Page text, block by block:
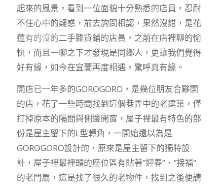
起來的風景，看到一位面貌十分熟悉的店員，忍耐
不住心中的疑惑，前去詢問相認，果然沒錯，是花
蓮有的沒的二手雜貨鋪的店員，之前在店裡聊的愉
快，而且一聊之下才發現是同鄉人，更讓我們覺得
好有緣，如今在宜蘭再度相遇，驚呼真有緣。
開店已一年多的GOROGORO，是幾位朋友合夥開
的店，花了一些時間找到這個巷弄中的老建築，僅
打掉原本的隔間與側邊開窗，屋子裡最有特色的部
份是屋主留下的L型轉角，一開始還以為是
GOROGORO設計的，原來是屋主留下的獨特設
計，屋子裡最裡頭的座位區有貼著”迎春”、”接福”
的老門扇，這是找了很久的老物件，找到之後便請